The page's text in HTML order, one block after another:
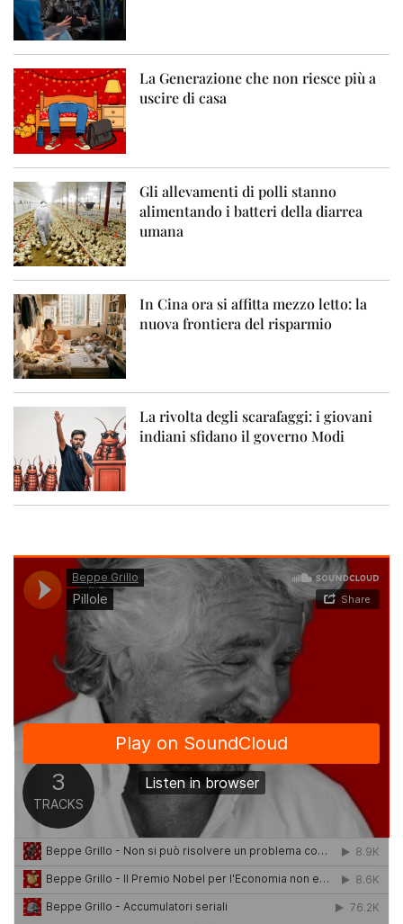
La Generazione che non riesce più a
uscire di casa
Gli allevamenti di polli stanno
alimentando i batteri della diarrea
umana
In Cina ora si affitta mezzo letto: la
nuova frontiera del risparmio
La rivolta degli scarafaggi: i giovani
indiani sfidano il governo Modi